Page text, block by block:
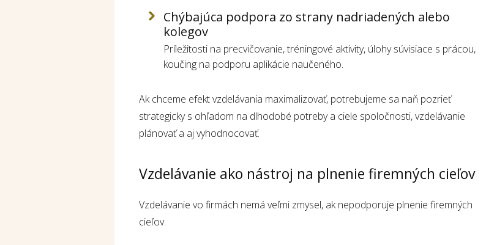
Chýbajúca podpora zo strany nadriadených alebo
kolegov
Príležitosti na precvičovanie, tréningové aktivity, úlohy súvisiace s prácou,
koučing na podporu aplikácie naučeného.
Ak chceme efekt vzdelávania maximalizovať, potrebujeme sa naň pozrieť
strategicky s ohľadom na dlhodobé potreby a ciele spoločnosti, vzdelávanie
plánovať a aj vyhodnocovať.
Vzdelávanie ako nástroj na plnenie firemných cieľov
Vzdelávanie vo firmách nemá veľmi zmysel, ak nepodporuje plnenie firemných
cieľov.